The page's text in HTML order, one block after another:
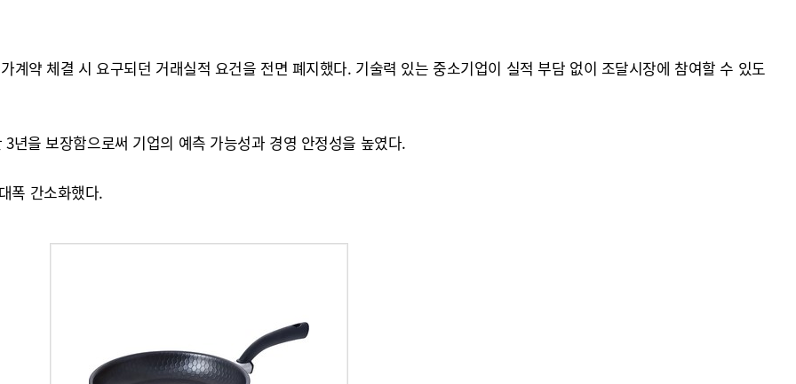
계약 체결 시 요구되던 거래실적 요건을 전면 폐지했다. 기술력 있는 중소기업이 실적 부담 없이 조달시장에 참여할 수 있도
을 보장함으로써 기업의 예측 가능성과 경영 안정성을 높였다.
폭 간소화했다.